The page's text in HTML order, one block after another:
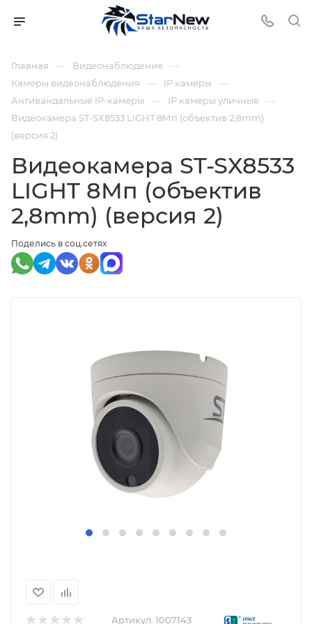
Главная — Видеонаблюдение —
Камеры видеонаблюдения — IP камеры —
Антивандальные IP-камеры — IP камеры уличные —
Видеокамера ST-SX8533 LIGHT 8Мп (объектив 2,8mm)
(версия 2)
Поделись в соц.сетях
Видеокамера ST-SX8533
LIGHT 8Мп (объектив
2,8mm) (версия 2)
Артикул: 1007143